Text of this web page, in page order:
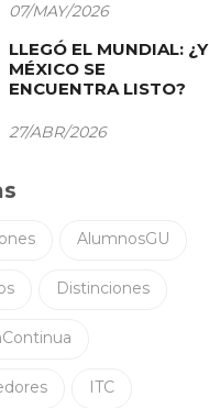
07/MAY/2026
LLEGÓ EL MUNDIAL: ¿Y
MÉXICO SE
ENCUENTRA LISTO?
27/ABR/2026
AlumnosGU
Distinciones
ITC